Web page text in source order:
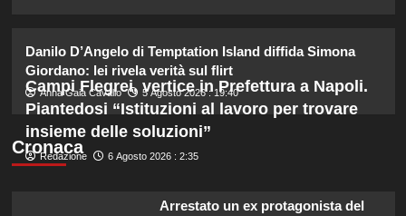
3
incanta la passerella di Copenhagen
con il suo stile.
Hai notato il linguaggio attento di re
Carlo nell’annuncio della nascita di
Danilo D’Angelo di Temptation Island diffida Simona
Giordano: lei rivela verità sul flirt
Anna Gaia Cavallo 5 Agosto 2026 : 19:40
Cronaca
Campi Flegrei, vertice in Prefettura a Napoli.
Piantedosi “Istituzioni al lavoro per trovare
insieme delle soluzioni”
Redazione 6 Agosto 2026 : 2:35
Arrestato un ex protagonista del